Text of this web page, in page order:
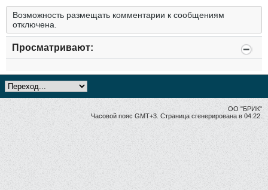
Возможность размещать комментарии к сообщениям
отключена.
Просматривают:
ОО "БРИК"
Часовой пояс GMT+3. Страница сгенерирована в 04:22.